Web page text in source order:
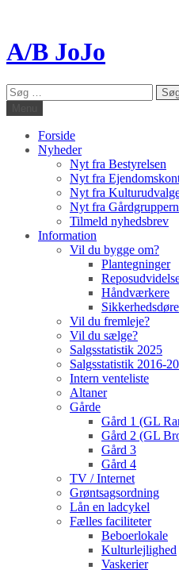
A/B JoJo
Søg
efter:
Forside
Nyheder
Nyt fra Bestyrelsen
Nyt fra
Nyt fra
Nyt fra
Tilmeld nyhedsbrev
Information
Vil du bygge om?
Plantegninger
Håndværkere
Sikkerhedsdøre
Vil du fremleje?
Vil du sælge?
Salgsstatistik 2025
Salgsstatistik 2016-
Intern venteliste
Altaner
Gårde
Gård 1 (GL
Gård 2 (GL
Gård 3
Gård 4
TV / Internet
Grøntsagsordning
Lån en ladcykel
Fælles faciliteter
Beboerlokale
Kulturlejlighed
Vaskerier